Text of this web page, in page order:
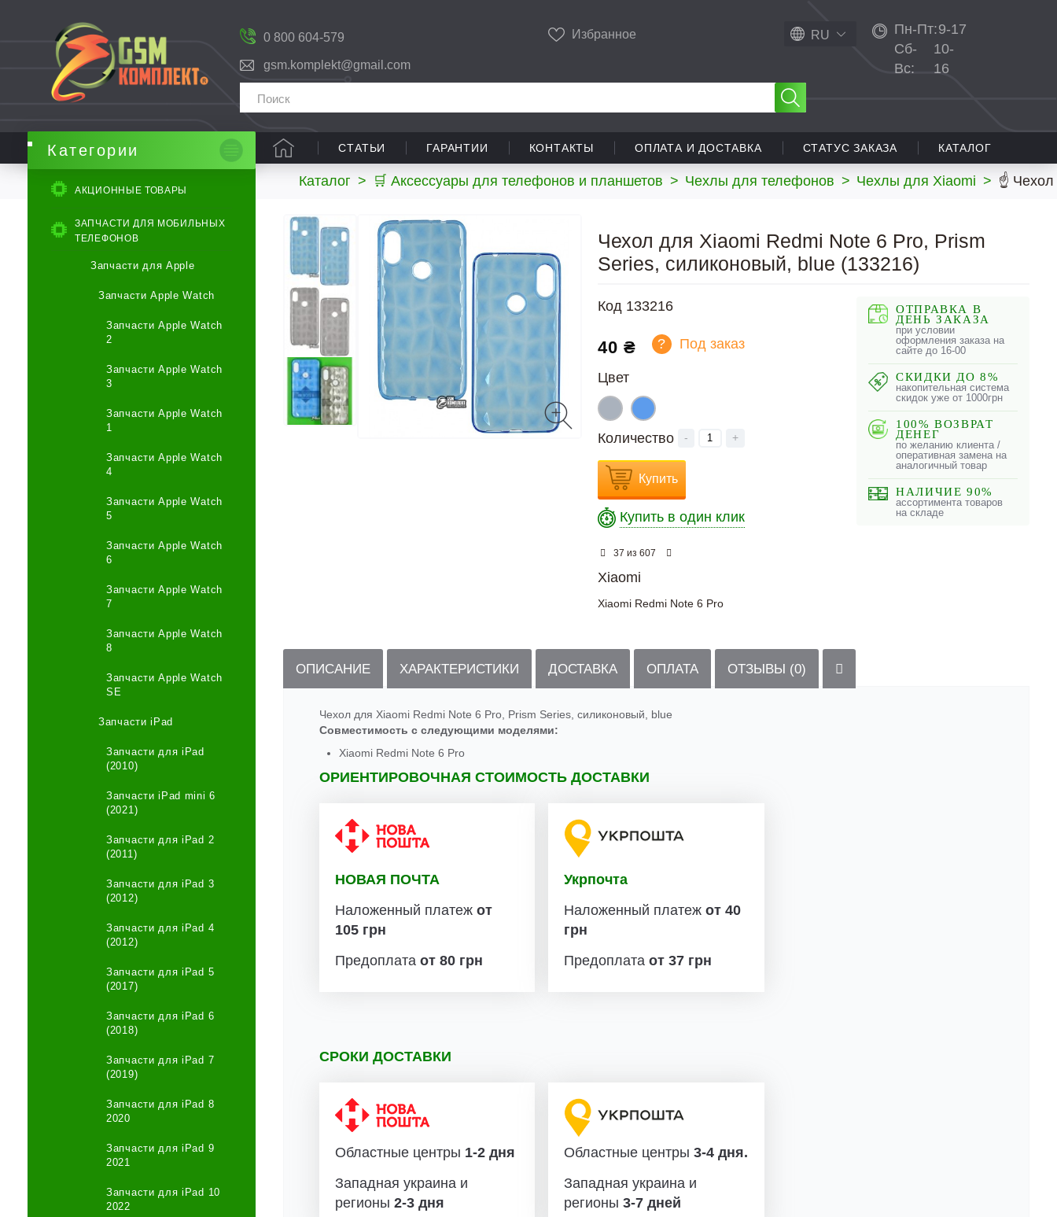
0 800 604-579
gsm.komplekt@gmail.com
Избранное RU Пн-Пт:9-17
Сб-
Вс:
10-
16
СТАТЬИ ГАРАНТИИ КОНТАКТЫ ОПЛАТА И ДОСТАВКА СТАТУС ЗАКАЗА КАТАЛОГ
Каталог > 🛒 Аксессуары для телефонов и планшетов > Чехлы для телефонов > Чехлы для Xiaomi > ☝ Чехол
Категории
АКЦИОННЫЕ ТОВАРЫ
ЗАПЧАСТИ ДЛЯ МОБИЛЬНЫХ
ТЕЛЕФОНОВ
Запчасти для Apple
Запчасти Apple Watch
Запчасти Apple Watch
2
Запчасти Apple Watch
3
Запчасти Apple Watch
1
Запчасти Apple Watch
4
Запчасти Apple Watch
5
Запчасти Apple Watch
6
Запчасти Apple Watch
7
Запчасти Apple Watch
8
Запчасти Apple Watch
SE
Запчасти iPad
Запчасти для iPad
(2010)
Запчасти iPad mini 6
(2021)
Запчасти для iPad 2
(2011)
Запчасти для iPad 3
(2012)
Запчасти для iPad 4
(2012)
Запчасти для iPad 5
(2017)
Запчасти для iPad 6
(2018)
Запчасти для iPad 7
(2019)
Запчасти для iPad 8
2020
Запчасти для iPad 9
2021
Запчасти для iPad 10
2022
Чехол для Xiaomi Redmi Note 6 Pro, Prism
Series, силиконовый, blue (133216)
Код 133216
40 ₴ ? Под заказ
Цвет
Количество - +
Купить
Купить в один клик
37 из 607
Xiaomi
Xiaomi Redmi Note 6 Pro
ОТПРАВКА В
ДЕНЬ ЗАКАЗА
при условии
оформления заказа на
сайте до 16-00
СКИДКИ ДО 8%
накопительная система
скидок уже от 1000грн
100% ВОЗВРАТ
ДЕНЕГ
по желанию клиента /
оперативная замена на
аналогичный товар
НАЛИЧИЕ 90%
ассортимента товаров
на складе
ОПИСАНИЕ ХАРАКТЕРИСТИКИ ДОСТАВКА ОПЛАТА ОТЗЫВЫ (0)
Чехол для Xiaomi Redmi Note 6 Pro, Prism Series, силиконовый, blue
Совместимость с следующими моделями:
Xiaomi Redmi Note 6 Pro
ОРИЕНТИРОВОЧНАЯ СТОИМОСТЬ ДОСТАВКИ
НОВАЯ ПОЧТА
Наложенный платеж от
105 грн
Предоплата от 80 грн
Укрпочта
Наложенный платежот 40
грн
Предоплатаот 37 грн
СРОКИ ДОСТАВКИ
Областные центры 1-2 дня
Западная украина и
регионы 2-3 дня
Областные центры 3-4 дня.
Западная украина и
регионы 3-7 дней